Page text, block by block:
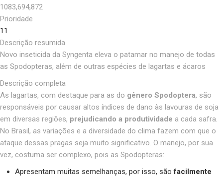
1083,694,872
Prioridade
11
Descrição resumida
Novo inseticida da Syngenta eleva o patamar no manejo de todas
as Spodopteras, além de outras espécies de lagartas e ácaros
Descrição completa
As lagartas, com destaque para as do gênero Spodoptera, são
responsáveis por causar altos índices de dano às lavouras de soja
em diversas regiões, prejudicando a produtividade a cada safra.
No Brasil, as variações e a diversidade do clima fazem com que o
ataque dessas pragas seja muito significativo. O manejo, por sua
vez, costuma ser complexo, pois as Spodopteras:
Apresentam muitas semelhanças, por isso, sãofacilmente